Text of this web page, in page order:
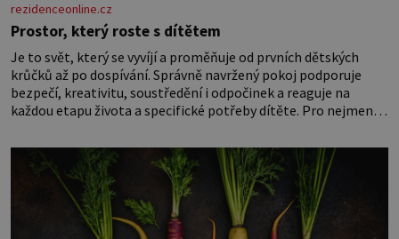
rezidenceonline.cz
Prostor, který roste s dítětem
Je to svět, který se vyvíjí a proměňuje od prvních dětských
krůčků až po dospívání. Správně navržený pokoj podporuje
bezpečí, kreativitu, soustředění i odpočinek a reaguje na
každou etapu života a specifické potřeby dítěte. Pro nejmenší
miminka měl působit především klidně a útulně. Předškolní
věk je